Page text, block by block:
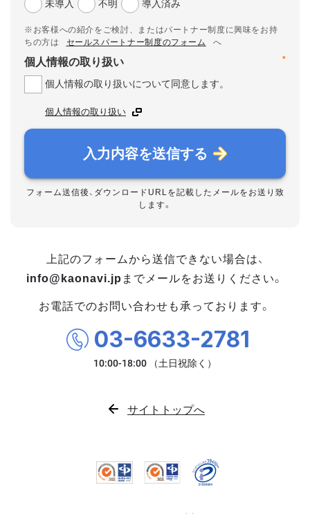
未導入
不明 導入済み
※お客様への紹介をご検討、またはパートナー制度に興味をお持
ちの方は
セールスパートナー制度のフォーム
へ
*
個人情報の取り扱い
個人情報の取り扱いについて同意します。
個人情報の取り扱い
入力内容を送信する
フォーム送信後、ダウンロードURLを記載したメールをお送り致
します。
上記のフォームから送信できない場合は、
info@kaonavi.jp までメールをお送りください。
お電話でのお問い合わせも承っております。
03-6633-2781
サイトトップへ